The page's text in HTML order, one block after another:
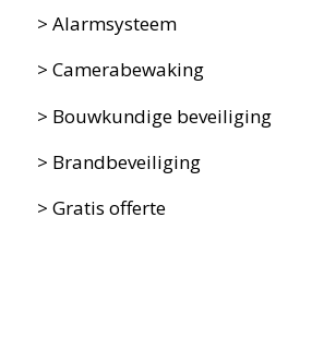
> Alarmsysteem
> Camerabewaking
> Bouwkundige beveiliging
> Brandbeveiliging
> Gratis offerte